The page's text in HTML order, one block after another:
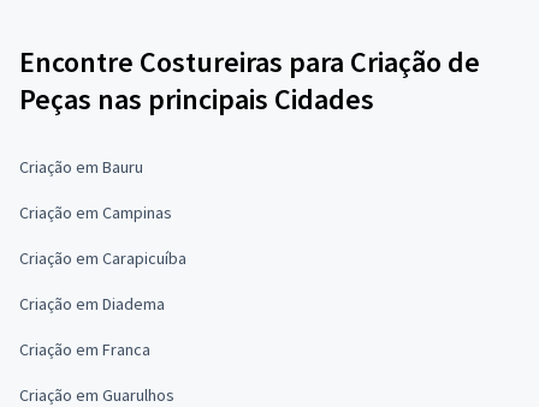
Encontre Costureiras para Criação de
Peças nas principais Cidades
Criação em Bauru
Criação em Campinas
Criação em Carapicuíba
Criação em Diadema
Criação em Franca
Criação em Guarulhos